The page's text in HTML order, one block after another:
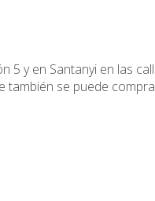
y en Santanyi en las
se puede